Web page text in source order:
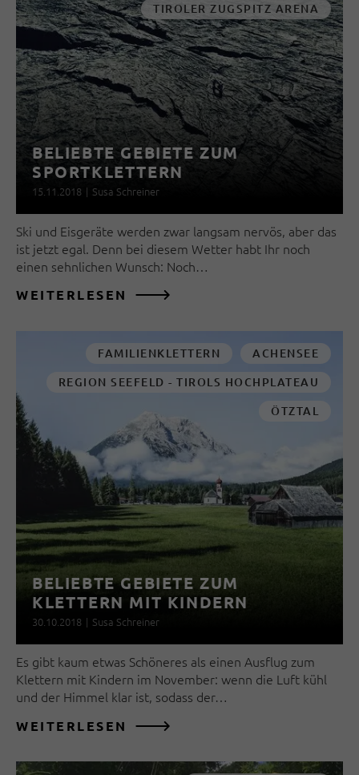
TIROLER ZUGSPITZ ARENA
BELIEBTE GEBIETE ZUM
SPORTKLETTERN
15.11.2018 | Susa Schreiner
Ski und Eisgeräte werden zwar langsam nervös, aber das
ist jetzt egal. Denn bei diesem Wetter habt Ihr noch
einen sehnlichen Wunsch: Noch…
WEITERLESEN
FAMILIENKLETTERN
ACHENSEE
REGION SEEFELD - TIROLS HOCHPLATEAU
ÖTZTAL
BELIEBTE GEBIETE ZUM
KLETTERN MIT KINDERN
30.10.2018 | Susa Schreiner
Es gibt kaum etwas Schöneres als einen Ausflug zum
Klettern mit Kindern im November: wenn die Luft kühl
und der Himmel klar ist, sodass der…
WEITERLESEN